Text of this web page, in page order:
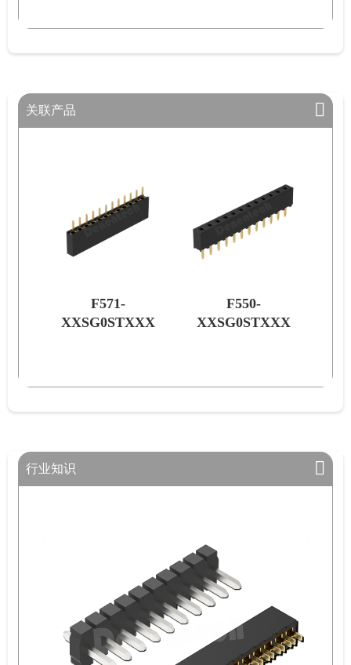
关联产品
F571-
XXSG0STXXX
F550-
XXSG0STXXX
行业知识